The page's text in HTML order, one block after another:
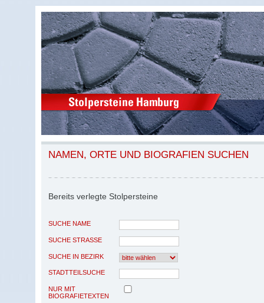
NAMEN, ORTE UND BIOGRAFIEN SUCHEN
Bereits verlegte Stolpersteine
SUCHE NAME
SUCHE STRASSE
SUCHE IN BEZIRK
STADTTEILSUCHE
NUR MIT
BIOGRAFIETEXTEN